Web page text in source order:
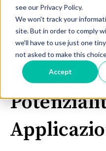
see our Privacy Policy.
We won't track your
site. But in order to comply
we'll have to use just one
not asked to make this
Accept
Conigli: